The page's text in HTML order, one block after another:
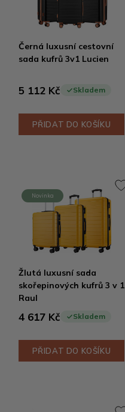
Černá luxusní cestovní
sada kufrů 3v1 Lucien
5 112 Kč Skladem
PŘIDAT DO KOŠÍKU
Novinka
Žlutá luxusní sada
skořepinových kufrů 3 v 1
Raul
4 617 Kč Skladem
PŘIDAT DO KOŠÍKU